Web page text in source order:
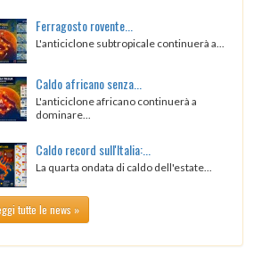
Ferragosto rovente...
L'anticiclone subtropicale continuerà a...
Caldo africano senza...
L'anticiclone africano continuerà a
dominare...
Caldo record sull'Italia:...
La quarta ondata di caldo dell'estate...
tutte le news »